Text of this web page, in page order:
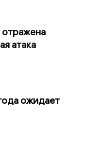
атака
ожидает